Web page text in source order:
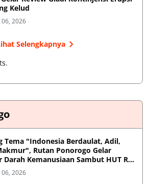
Kelud
2026
Selengkapnya
Tema "Indonesia Berdaulat, Adil,
Rutan Ponorogo Gelar
Darah Kemanusiaan Sambut HUT RI
2026